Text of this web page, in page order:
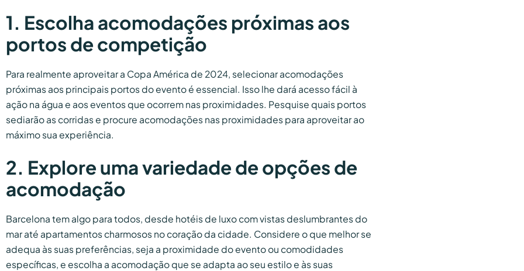
1. Escolha acomodações próximas aos
portos de competição
Para realmente aproveitar a Copa América de 2024, selecionar acomodações
próximas aos principais portos do evento é essencial. Isso lhe dará acesso fácil à
ação na água e aos eventos que ocorrem nas proximidades. Pesquise quais portos
sediarão as corridas e procure acomodações nas proximidades para aproveitar ao
máximo sua experiência.
2. Explore uma variedade de opções de
acomodação
Barcelona tem algo para todos, desde hotéis de luxo com vistas deslumbrantes do
mar até apartamentos charmosos no coração da cidade. Considere o que melhor se
adequa às suas preferências, seja a proximidade do evento ou comodidades
específicas, e escolha a acomodação que se adapta ao seu estilo e às suas